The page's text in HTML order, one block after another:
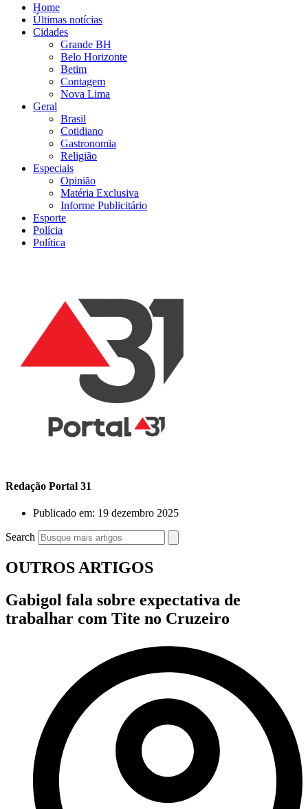
Home
Últimas notícias
Cidades
Grande BH
Belo Horizonte
Betim
Contagem
Nova Lima
Geral
Brasil
Cotidiano
Gastronomia
Religião
Especiais
Opinião
Matéria Exclusiva
Informe Publicitário
Esporte
Polícia
Política
Redação Portal 31
Publicado em: 19 dezembro 2025
Search
OUTROS ARTIGOS
Gabigol fala sobre expectativa de
trabalhar com Tite no Cruzeiro